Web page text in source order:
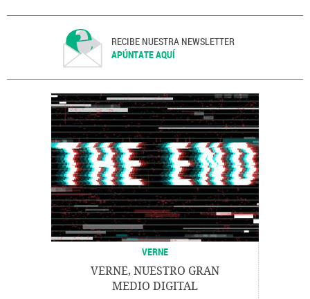
RECIBE NUESTRA NEWSLETTER
APÚNTATE AQUÍ
VERNE
VERNE, NUESTRO GRAN
MEDIO DIGITAL